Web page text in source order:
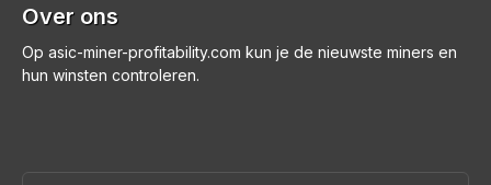
Over ons
Op asic-miner-profitability.com kun je de nieuwste miners en
hun winsten controleren.